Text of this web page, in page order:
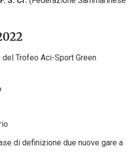
Trofeo Aci-Sport Green
di definizione due nuove gare a